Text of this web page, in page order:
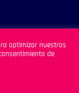
optimizar nuestros
de